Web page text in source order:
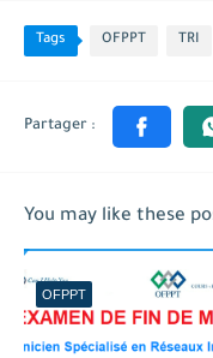
Tags OFPPT TRI
You may like these
OFPPT